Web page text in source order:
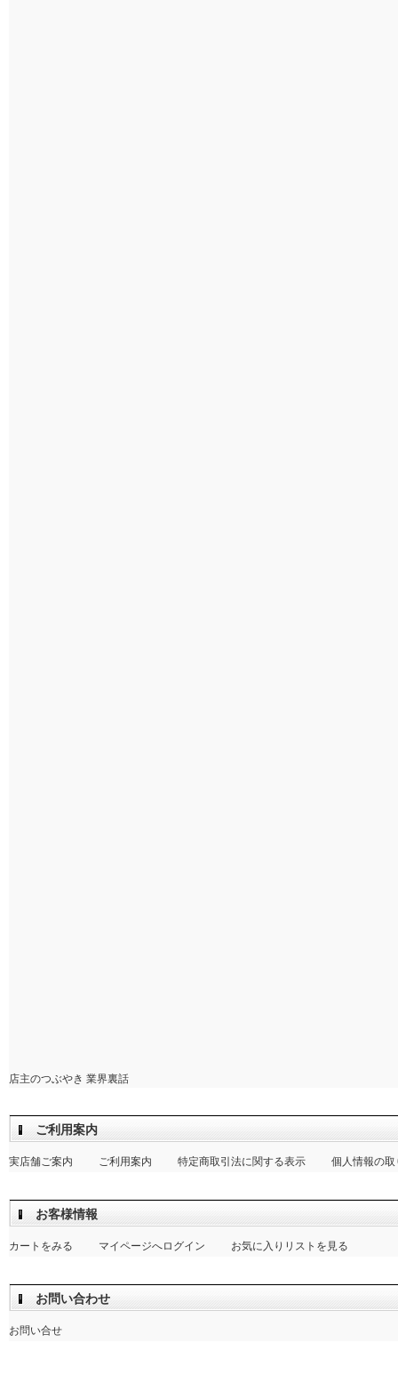
店主のつぶやき 業界裏話
ご利用案内
実店舗ご案内 ご利用案内 特定商取引法に関する表示 個人情報の
お客様情報
カートをみる マイページへログイン お気に入りリストを見る
お問い合わせ
お問い合せ